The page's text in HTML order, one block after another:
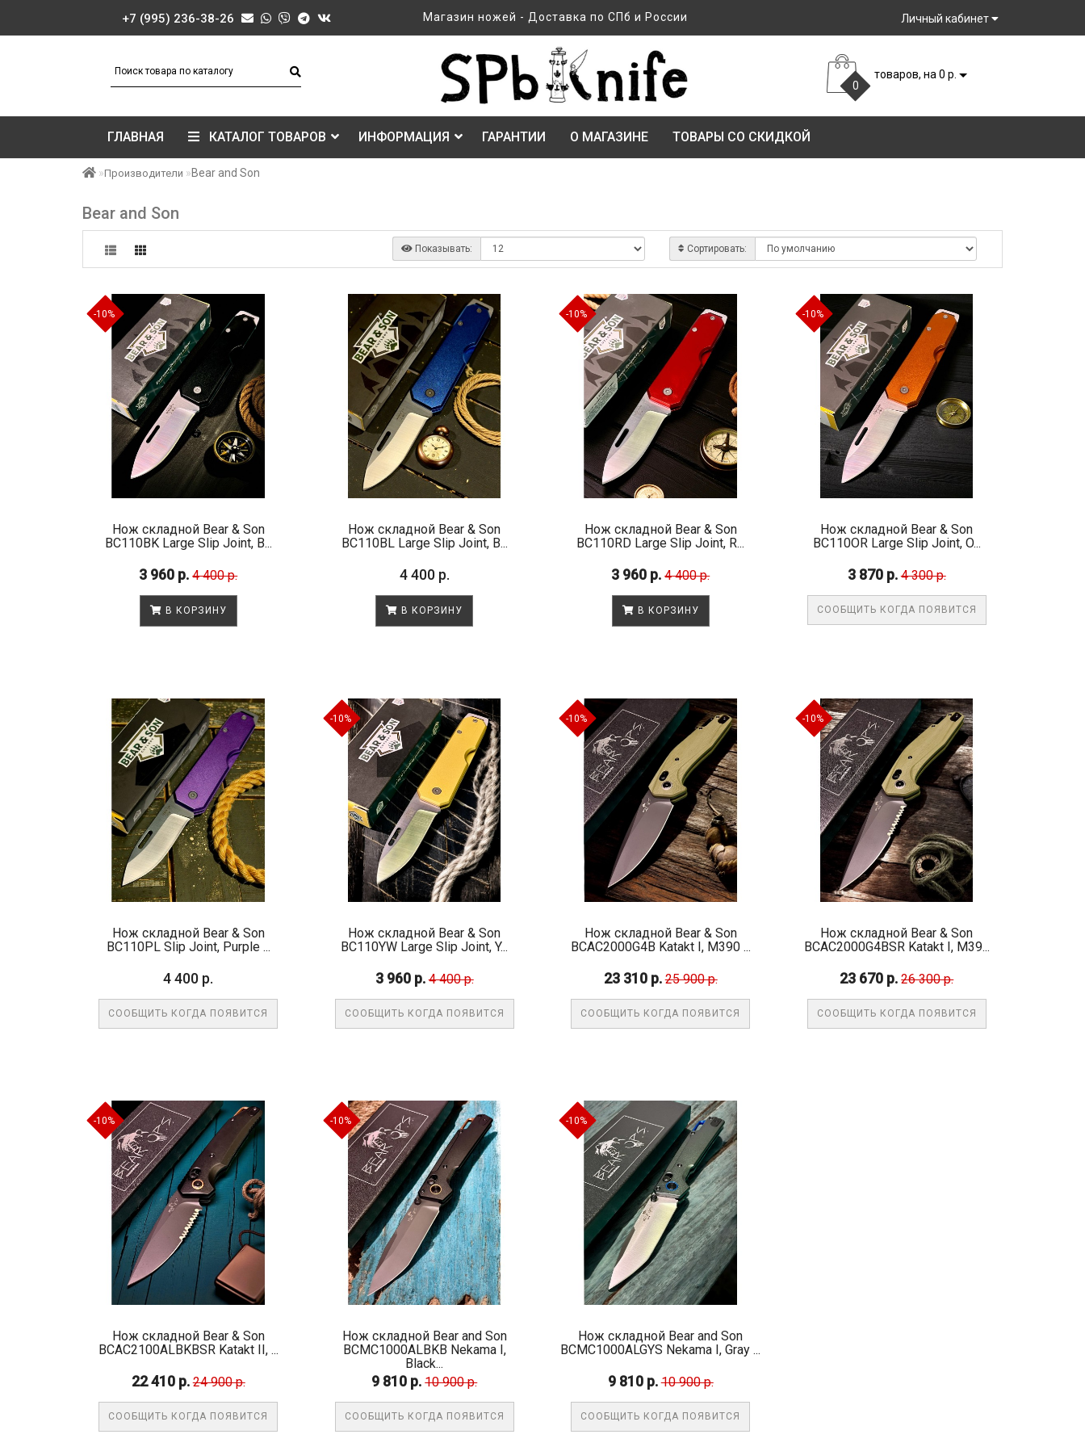
+7 (995) 236-38-26 Магазин ножей - Доставка по СПб и России Личный кабинет
0
товаров, на 0 р.
ГЛАВНАЯ КАТАЛОГ ТОВАРОВ ИНФОРМАЦИЯ ГАРАНТИИ О МАГАЗИНЕ ТОВАРЫ СО СКИДКОЙ
Производители Bear and Son
Bear and Son
Сортировать:
Показывать:
-10%
Нож складной Bear & Son
BC110BK Large Slip Joint, B...
3 960 р. 4 400 р.
В КОРЗИНУ
Нож складной Bear & Son
BC110BL Large Slip Joint, B...
4 400 р.
В КОРЗИНУ
-10%
Нож складной Bear & Son
BC110RD Large Slip Joint, R...
3 960 р. 4 400 р.
В КОРЗИНУ
-10%
Нож складной Bear & Son
BC110OR Large Slip Joint, O...
3 870 р. 4 300 р.
СООБЩИТЬ КОГДА ПОЯВИТСЯ
Нож складной Bear & Son
BC110PL Slip Joint, Purple ...
4 400 р.
СООБЩИТЬ КОГДА ПОЯВИТСЯ
-10%
Нож складной Bear & Son
BC110YW Large Slip Joint, Y...
3 960 р. 4 400 р.
СООБЩИТЬ КОГДА ПОЯВИТСЯ
-10%
Нож складной Bear & Son
BCAC2000G4B Katakt I, M390 ...
23 310 р. 25 900 р.
СООБЩИТЬ КОГДА ПОЯВИТСЯ
-10%
Нож складной Bear & Son
BCAC2000G4BSR Katakt I, M39...
23 670 р. 26 300 р.
СООБЩИТЬ КОГДА ПОЯВИТСЯ
-10%
Нож складной Bear & Son
BCAC2100ALBKBSR Katakt II, ...
22 410 р. 24 900 р.
СООБЩИТЬ КОГДА ПОЯВИТСЯ
-10%
Нож складной Bear and Son
BCMC1000ALBKB Nekama I,
Black...
9 810 р. 10 900 р.
СООБЩИТЬ КОГДА ПОЯВИТСЯ
-10%
Нож складной Bear and Son
BCMC1000ALGYS Nekama I, Gray ...
9 810 р. 10 900 р.
СООБЩИТЬ КОГДА ПОЯВИТСЯ